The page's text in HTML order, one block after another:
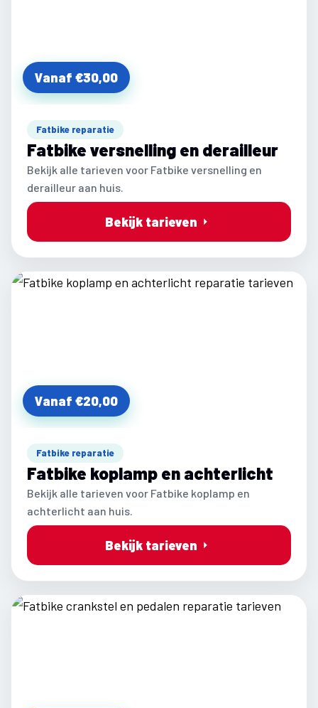
Vanaf €30,00
Fatbike reparatie
Fatbike versnelling en derailleur
Bekijk alle tarieven voor Fatbike versnelling en
derailleur aan huis.
Bekijk tarieven
Vanaf €20,00
Fatbike reparatie
Fatbike koplamp en achterlicht
Bekijk alle tarieven voor Fatbike koplamp en
achterlicht aan huis.
Bekijk tarieven